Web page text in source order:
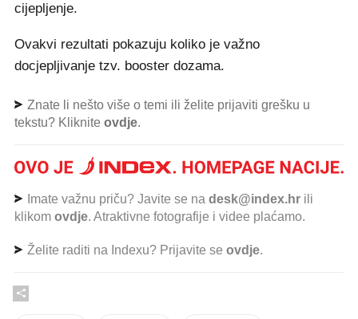
cijepljenje.
Ovakvi rezultati pokazuju koliko je važno
docjepljivanje tzv. booster dozama.
Znate li nešto više o temi ili želite prijaviti grešku u
tekstu? Kliknite ovdje.
Imate važnu priču? Javite se na desk@index.hr ili
klikom ovdje. Atraktivne fotografije i videe plaćamo.
Želite raditi na Indexu? Prijavite se ovdje.